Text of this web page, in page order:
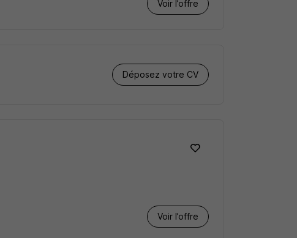
Voir l’offre
Déposez votre CV
Voir l’offre